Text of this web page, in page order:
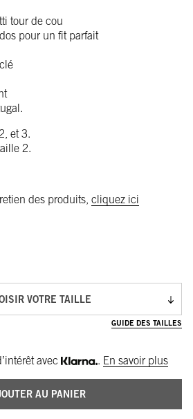
tour de cou
pour un fit parfait
et 3.
2.
des produits, cliquez ici
VOTRE TAILLE
GUIDE DES TAILLES
avec . En savoir plus
AU PANIER